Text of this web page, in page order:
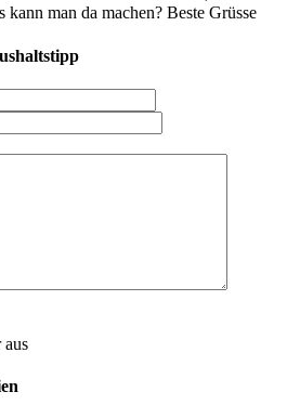
kann man da machen? Beste Grüsse